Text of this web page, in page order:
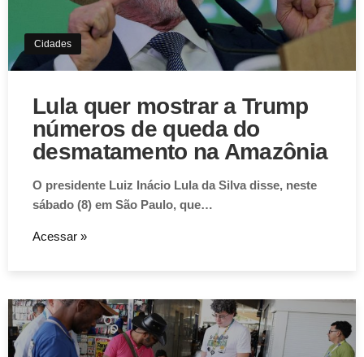
Cidades
Lula quer mostrar a Trump
números de queda do
desmatamento na Amazônia
O presidente Luiz Inácio Lula da Silva disse, neste
sábado (8) em São Paulo, que…
Acessar »